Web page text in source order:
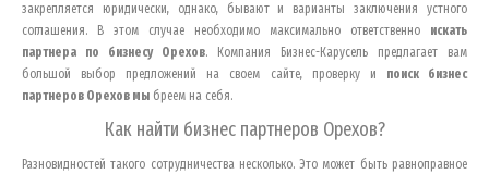
закрепляется юридически, однако, бывают и варианты заключения устного
соглашения. В этом случае необходимо максимально ответственно искать
партнера по бизнесу Орехов. Компания Бизнес-Карусель предлагает вам
большой выбор предложений на своем сайте, проверку и поиск бизнес
партнеров Орехов мы бреем на себя.
Как найти бизнес партнеров Орехов?
Разновидностей такого сотрудничества несколько. Это может быть равноправное